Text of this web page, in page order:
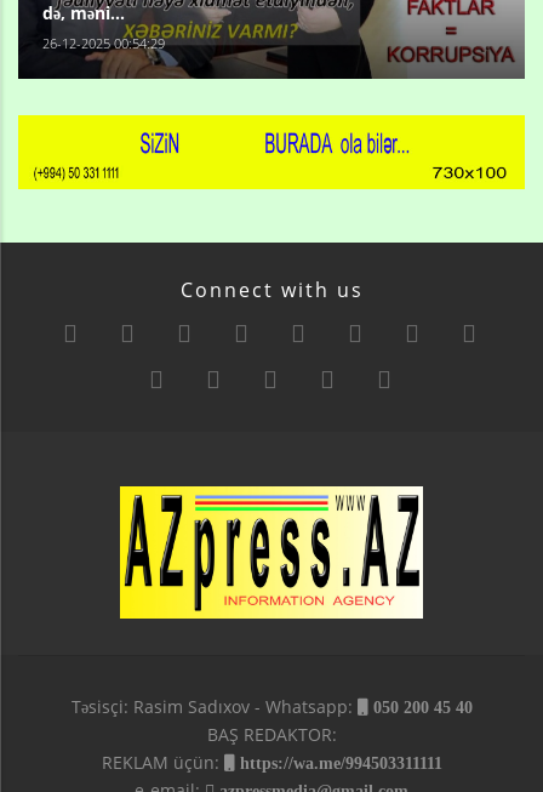
də, məni...
26-12-2025 00:54:29
Connect with us
Təsisçi: Rasim Sadıxov - Whatsapp: 050 200 45 40
BAŞ REDAKTOR:
REKLAM üçün:
https://wa.me/994503311111